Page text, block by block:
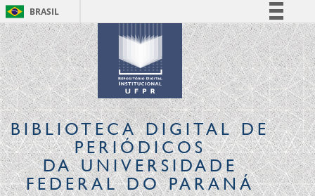
BRASIL
Simplifique!
Comunica BR
Participe
Acesso à informação
Legislação
Canais
BIBLIOTECA DIGITALDE
PERIÓDICOS
DA UNIVERSIDADE
FEDERAL DO PARANÁ